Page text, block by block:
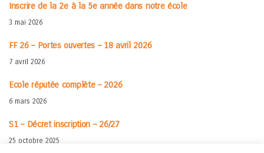
Inscrire de la 2e à la 5e année dans notre école
3 mai 2026
FF 26 – Portes ouvertes – 18 avril 2026
7 avril 2026
Ecole réputée complète – 2026
6 mars 2026
S1 – Décret inscription – 26/27
25 octobre 2025